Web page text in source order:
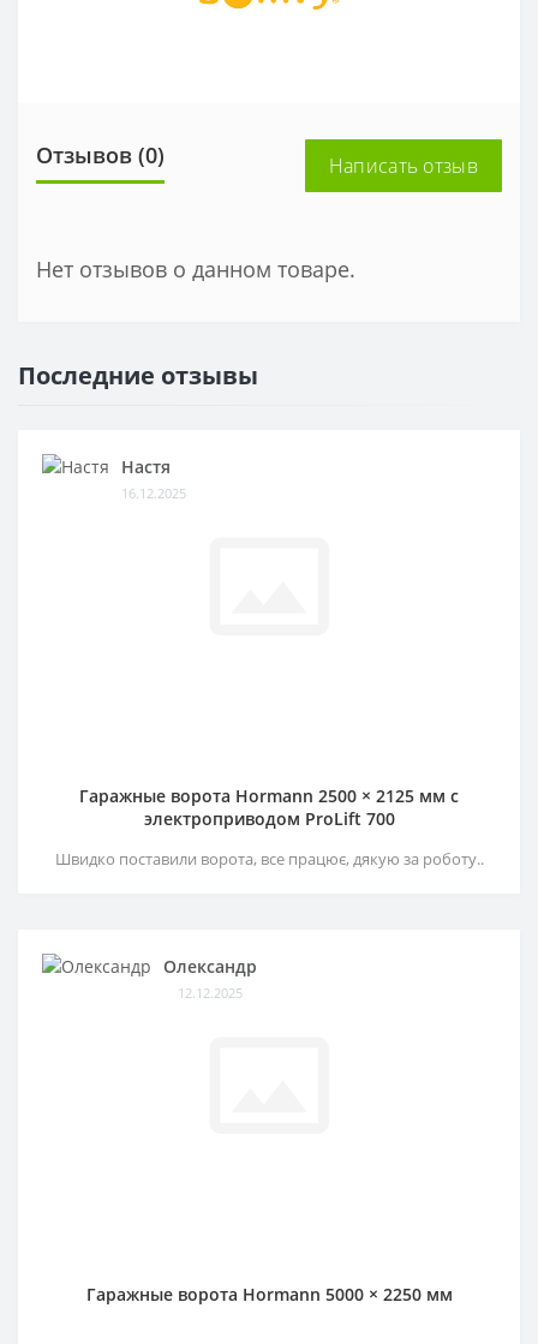
Отзывов (0) Написать отзыв
Нет отзывов о данном товаре.
Последние отзывы
Настя
16.12.2025
Гаражные ворота Hormann 2500 × 2125 мм c
электроприводом ProLift 700
Швидко поставили ворота, все працює, дякую за роботу..
Олександр
12.12.2025
Гаражные ворота Hormann 5000 × 2250 мм